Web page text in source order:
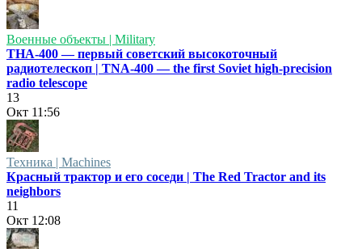
Военные объекты | Military
ТНА-400 — первый советский высокоточный
радиотелескоп | TNA-400 — the first Soviet high-precision
radio telescope
13
Окт 11:56
Техника | Machines
Красный трактор и его соседи | The Red Tractor and its
neighbors
11
Окт 12:08